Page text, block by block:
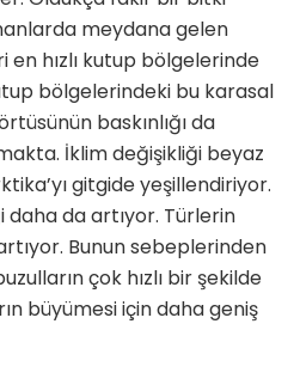
meydana gelen
en hızlı kutup bölgelerinde
bölgelerindeki bu karasal
baskınlığı da
İklim değişikliği beyaz
gitgide yeşillendiriyor.
da artıyor. Türlerin
Bunun sebeplerinden
çok hızlı bir şekilde
büyümesi için daha geniş